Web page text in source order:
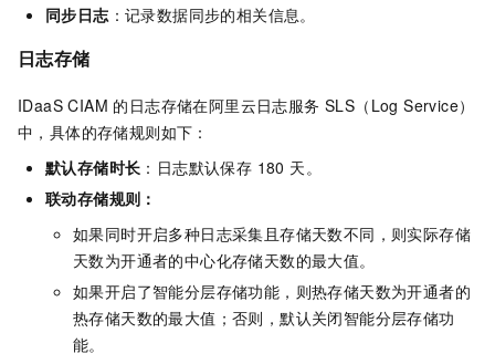
同步日志 ：记录数据同步的相关信息。
日志存储
IDaaS CIAM 的日志存储在阿里云日志服务 SLS（Log Service）
中，具体的存储规则如下：
默认存储时长 ：日志默认保存 180 天。
联动存储规则：
如果同时开启多种日志采集且存储天数不同，则实际存储
天数为开通者的中心化存储天数的最大值。
如果开启了智能分层存储功能，则热存储天数为开通者的
热存储天数的最大值；否则，默认关闭智能分层存储功
能。